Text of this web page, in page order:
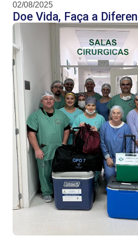
02/08/2025
Doe Vida, Faça a